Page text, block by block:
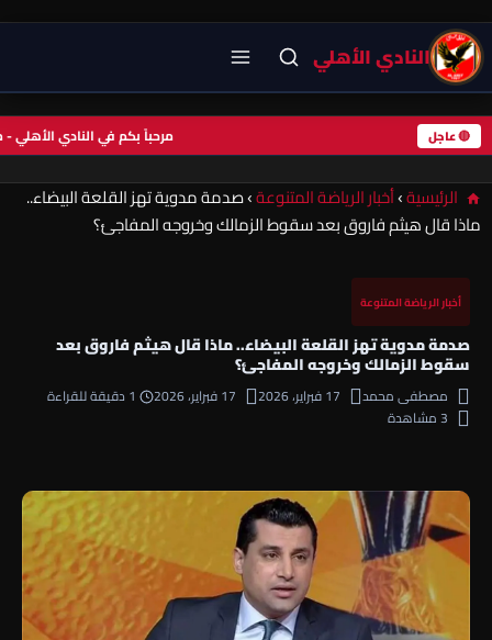
النادي الأهلي
🔴 عاجل مرحباً بكم في النادي
الرئيسية›أخبار الرياضة المتنوعة›صدمة مدوية تهز القلعة البيضاء..
ماذا قال هيثم فاروق بعد سقوط الزمالك وخروجه المفاجئ؟
أخبار الرياضة المتنوعة
صدمة مدوية تهز القلعة البيضاء.. ماذا قال هيثم فاروق بعد
سقوط الزمالك وخروجه المفاجئ؟
مصطفى محمد 17 فبراير، 2026 17 فبراير، 2026
1 دقيقة للقراءة
3 مشاهدة